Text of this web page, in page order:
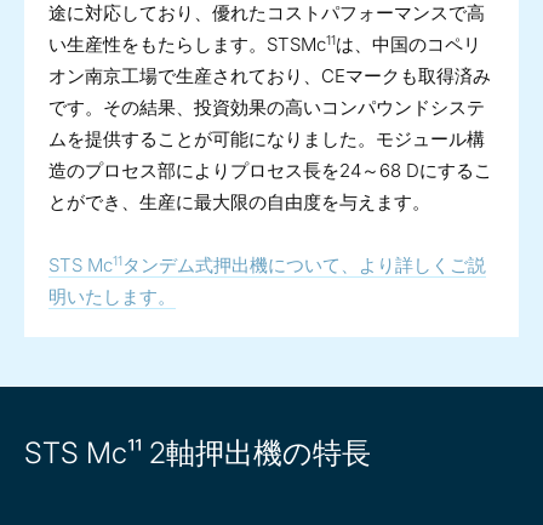
途に対応しており、優れたコストパフォーマンスで高
い生産性をもたらします。STSMc11は、中国のコペリ
オン南京工場で生産されており、CEマークも取得済み
です。その結果、投資効果の高いコンパウンドシステ
ムを提供することが可能になりました。モジュール構
造のプロセス部によりプロセス長を24～68 Dにするこ
とができ、生産に最大限の自由度を与えます。
STS Mc11タンデム式押出機について、より詳しくご説
明いたします。
STS Mc¹¹ 2軸押出機の特長